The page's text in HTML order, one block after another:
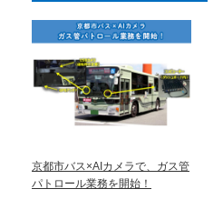
京都市バス×AIカメラで、ガス管
パトロール業務を開始！